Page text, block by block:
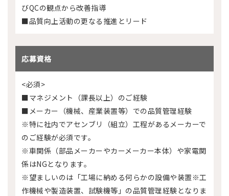
びQCの観点から改善指導
■品質向上活動の更なる推進とリード
応募資格
<必須>
■マネジメント（課長以上）のご経験
■メーカー（機械、産業装置等）での品質管理経験
※特に社内でアセンブリ（組立）工程があるメーカーで
のご経験が必須です。
※車関係（部品メーカーやカーメーカー本体）や家電関
係はNGとなります。
※望ましいのは「工場に納める何らかの設備や装置※工
作機械や製造装置、試験機等」の品質管理経験となりま